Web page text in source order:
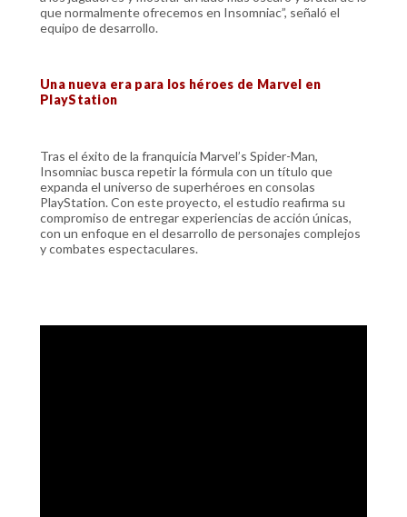
que normalmente ofrecemos en Insomniac”, señaló el
equipo de desarrollo.
Una nueva era para los héroes de Marvel en
PlayStation
Tras el éxito de la franquicia Marvel’s Spider-Man,
Insomniac busca repetir la fórmula con un título que
expanda el universo de superhéroes en consolas
PlayStation. Con este proyecto, el estudio reafirma su
compromiso de entregar experiencias de acción únicas,
con un enfoque en el desarrollo de personajes complejos
y combates espectaculares.